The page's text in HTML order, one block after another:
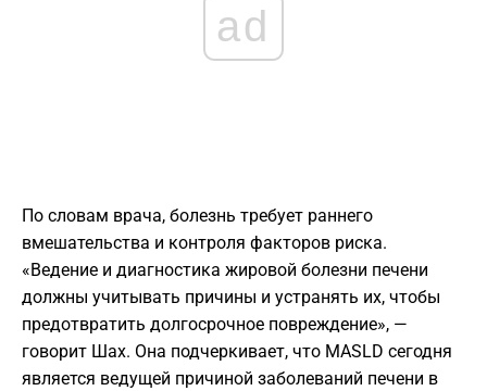
ad
По словам врача, болезнь требует раннего
вмешательства и контроля факторов риска.
«Ведение и диагностика жировой болезни печени
должны учитывать причины и устранять их, чтобы
предотвратить долгосрочное повреждение», —
говорит Шах. Она подчеркивает, что MASLD сегодня
является ведущей причиной заболеваний печени в